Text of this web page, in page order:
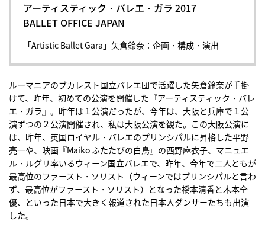
アーティスティック・バレエ・ガラ 2017
BALLET OFFICE JAPAN
「Artistic Ballet Gara」矢倉鈴奈：企画・構成・演出
ルーマニアのブカレスト国立バレエ団で活躍した矢倉鈴奈が手掛
けて、昨年、初めての公演を開催した『アーティスティック・バレ
エ・ガラ』。昨年は１公演だったが、今年は、大阪と兵庫で１公
演ずつの２公演開催され、私は大阪公演を観た。この大阪公演に
は、昨年、英国ロイヤル・バレエのプリンシパルに昇格した平野
亮一や、映画『Maiko ふたたびの白鳥』の西野麻衣子、マニュエ
ル・ルグリ率いるウィーン国立バレエで、昨年、今年で二人ともが
最高位のファースト・ソリスト（ウィーンではプリンシパルと言わ
ず、最高位がファースト・ソリスト）となった橋本清香と木本全
優、といった日本で大きく報道された日本人ダンサーたちも出演
した。